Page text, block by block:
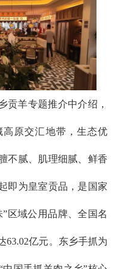
贡羊专题推介中介绍，
原交汇地带，生态优
不腻、肌理细腻、鲜香
即为皇室贡品，是国家
区域公用品牌、全国名
63.02亿元。东乡手抓为